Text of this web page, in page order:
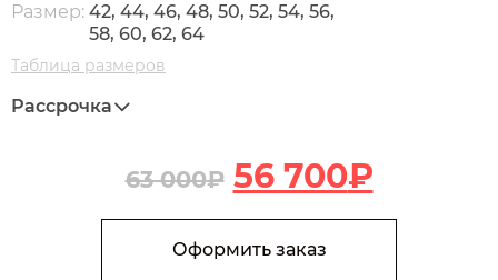
Размер: 42, 44, 46, 48, 50, 52, 54, 56,
58, 60, 62, 64
Таблица размеров
63 000₽ 56 700₽
Рассрочка
В корзину
Оформить заказ